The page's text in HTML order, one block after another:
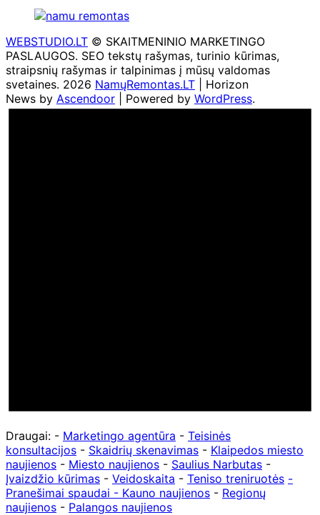
WEBSTUDIO.LT © SKAITMENINIO MARKETINGO
PASLAUGOS. SEO tekstų rašymas, turinio kūrimas,
straipsnių rašymas ir talpinimas į mūsų valdomas
svetaines. 2026 NamųRemontas.LT | Horizon
News by Ascendoor | Powered by WordPress.
Draugai: - Marketingo agentūra - Teisinės
konsultacijos - Skaidrių skenavimas - Klaipedos miesto
naujienos - Miesto naujienos - Saulius Narbutas -
Įvaizdžio kūrimas - Veidoskaita - Teniso treniruotės -
Pranešimai spaudai - Kauno naujienos - Regionų
naujienos - Palangos naujienos